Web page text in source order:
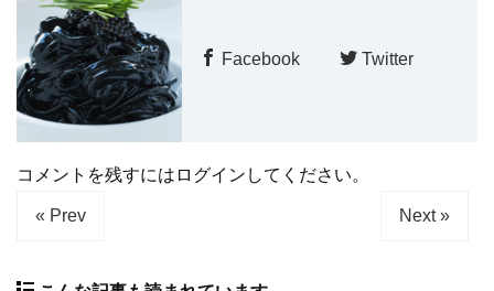
Facebook Twitter
コメントを残すにはログインしてください。
« Prev Next »